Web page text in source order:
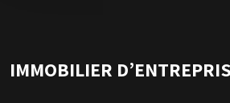
IMMOBILIER